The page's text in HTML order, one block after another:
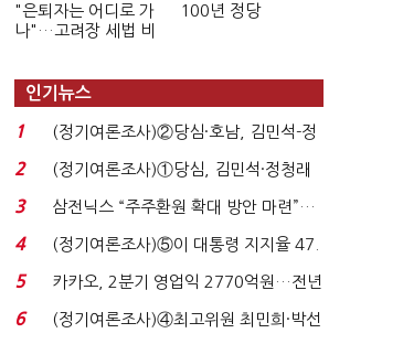
"은퇴자는 어디로 가
나"…고려장 세법 비
100년 정당
인기뉴스
1
(정기여론조사)②당심·호남, 김민석-정
청래 '초접전'...
2
(정기여론조사)①당심, 김민석·정청래
'초접전'…대통령 ...
3
삼전닉스 “주주환원 확대 방안 마련”…
로이터에 성명...
4
(정기여론조사)⑤이 대통령 지지율 47.
7%…일주일 만에 ...
5
카카오, 2분기 영업익 2770억원…전년
비 36% 증가...
6
(정기여론조사)④최고위원 최민희·박선